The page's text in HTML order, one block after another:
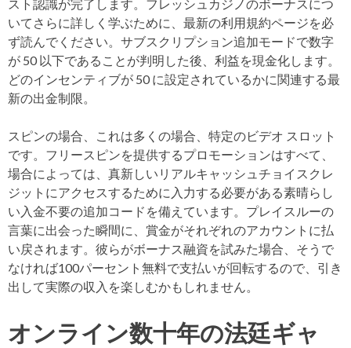
スト認識が完了します。フレッシュカジノのボーナスにつ
いてさらに詳しく学ぶために、最新の利用規約ページを必
ず読んでください。サブスクリプション追加モードで数字
が 50 以下であることが判明した後、利益を現金化します。
どのインセンティブが 50 に設定されているかに関連する最
新の出金制限。
スピンの場合、これは多くの場合、特定のビデオ スロット
です。フリースピンを提供するプロモーションはすべて、
場合によっては、真新しいリアルキャッシュチョイスクレ
ジットにアクセスするために入力する必要がある素晴らし
い入金不要の追加コードを備えています。プレイスルーの
言葉に出会った瞬間に、賞金がそれぞれのアカウントに払
い戻されます。彼らがボーナス融資を試みた場合、そうで
なければ100パーセント無料で支払いが回転するので、引き
出して実際の収入を楽しむかもしれません。
オンライン数十年の法廷ギャ